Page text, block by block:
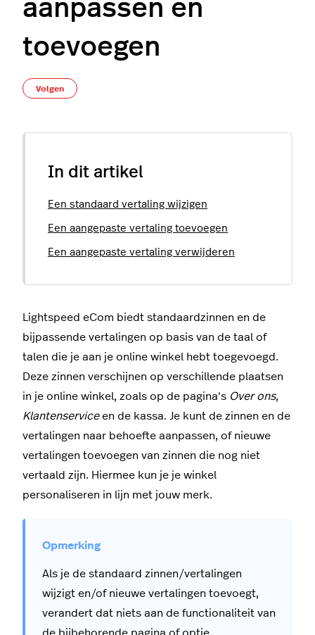
aanpassen en
toevoegen
Volgen
In dit artikel
Een standaard vertaling wijzigen
Een aangepaste vertaling toevoegen
Een aangepaste vertaling verwijderen
Lightspeed eCom biedt standaardzinnen en de
bijpassende vertalingen op basis van de taal of
talen die je aan je online winkel hebt toegevoegd.
Deze zinnen verschijnen op verschillende plaatsen
in je online winkel, zoals op de pagina's Over ons,
Klantenserviceen de kassa. Je kunt de zinnen en de
vertalingen naar behoefte aanpassen, of nieuwe
vertalingen toevoegen van zinnen die nog niet
vertaald zijn. Hiermee kun je je winkel
personaliseren in lijn met jouw merk.
Als je de standaard zinnen/vertalingen
wijzigt en/of nieuwe vertalingen toevoegt,
verandert dat niets aan de functionaliteit van